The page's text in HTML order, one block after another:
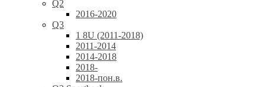
Q2
2016-2020
Q3
1 8U (2011-2018)
2011-2014
2014-2018
2018-
2018-пон.в.